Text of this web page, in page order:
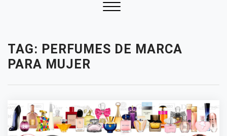
TAG: PERFUMES DE MARCA
PARA MUJER